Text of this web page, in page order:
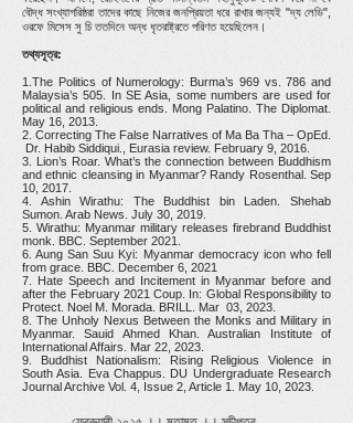
বৌদ্ধ সংখ্যাগরিষ্ঠরা তাদের কাছে নিজের জনপ্রিয়তা ধরে রাখার জন্যই "দ্য লেডি",
ওরফে মিসেস সু চি ততদিনে অন্ধ ধৃতরাষ্ট্রতে পরিণত হয়েছিলেন।
তথ্যসূত্র:
1.The Politics of Numerology: Burma’s 969 vs. 786 and
Malaysia’s 505. In SE Asia, some numbers are used for
political and religious ends. Mong Palatino. The Diplomat.
May 16, 2013.
2. Correcting The False Narratives of Ma Ba Tha – OpEd.
Dr. Habib Siddiqui., Eurasia review. February 9, 2016.
3. Lion’s Roar. What’s the connection between Buddhism
and ethnic cleansing in Myanmar? Randy Rosenthal. Sep
10, 2017.
4. Ashin Wirathu: The Buddhist bin Laden. Shehab
Sumon. Arab News. July 30, 2019.
5. Wirathu: Myanmar military releases firebrand Buddhist
monk. BBC. September 2021.
6. Aung San Suu Kyi: Myanmar democracy icon who fell
from grace. BBC. December 6, 2021
7. Hate Speech and Incitement in Myanmar before and
after the February 2021 Coup. In: Global Responsibility to
Protect. Noel M. Morada. BRILL. Mar 03, 2023.
8. The Unholy Nexus Between the Monks and Military in
Myanmar. Sauid Ahmed Khan. Australian Institute of
International Affairs. Mar 22, 2023.
9. Buddhist Nationalism: Rising Religious Violence in
South Asia. Eva Chappus. DU Undergraduate Research
Journal Archive Vol. 4, Issue 2, Article 1. May 10, 2023.